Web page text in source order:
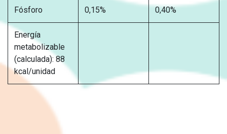
Fósforo 0,15% 0,40%
Energía
metabolizable
(calculada): 88
kcal/unidad